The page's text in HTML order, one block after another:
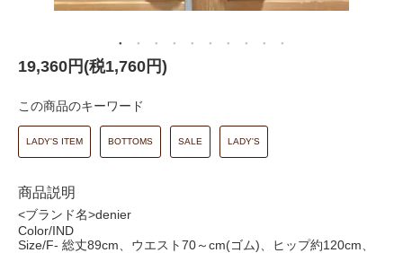
19,360円(税1,760円)
この商品のキーワード
LADY'S ITEM BOTTOMS SALE LADY'S
商品説明
<ブランド名>denier
Color/IND
Size/F- 総丈89cm、ウエスト70～cm(ゴム)、ヒップ約120cm、